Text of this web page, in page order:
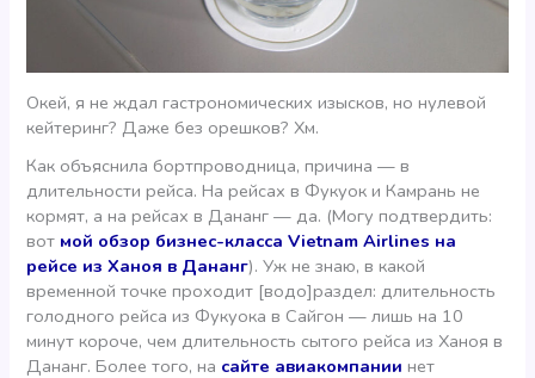
Окей, я не ждал гастрономических изысков, но нулевой
кейтеринг? Даже без орешков? Хм.
Как объяснила бортпроводница, причина — в
длительности рейса. На рейсах в Фукуок и Камрань не
кормят, а на рейсах в Дананг — да. (Могу подтвердить:
вот мой обзор бизнес-класса Vietnam Airlines на
рейсе из Ханоя в Дананг). Уж не знаю, в какой
временной точке проходит [водо]раздел: длительность
голодного рейса из Фукуока в Сайгон — лишь на 10
минут короче, чем длительность сытого рейса из Ханоя в
Дананг. Более того, на сайте авиакомпании нет